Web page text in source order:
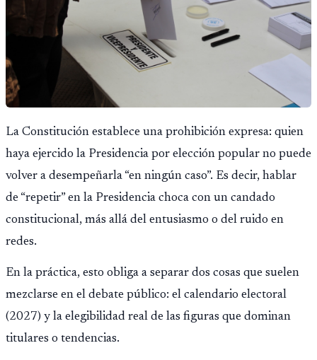
La Constitución establece una prohibición expresa: quien
haya ejercido la Presidencia por elección popular no puede
volver a desempeñarla “en ningún caso”. Es decir, hablar
de “repetir” en la Presidencia choca con un candado
constitucional, más allá del entusiasmo o del ruido en
redes.
En la práctica, esto obliga a separar dos cosas que suelen
mezclarse en el debate público: el calendario electoral
(2027) y la elegibilidad real de las figuras que dominan
titulares o tendencias.